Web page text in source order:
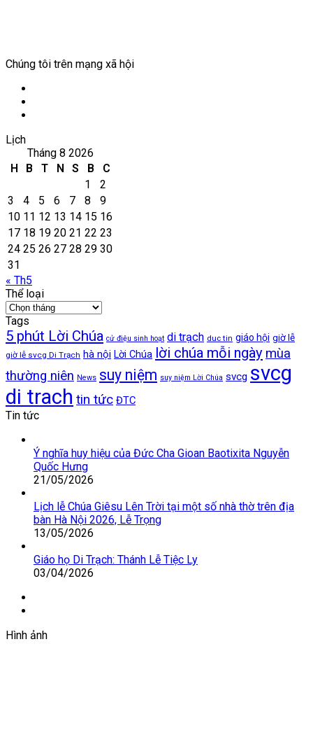
Chúng tôi trên mạng xã hội
Lịch
Tháng 8 2026
H
B T N S B
C
1
2
3
4 5 6 7 8
9
10 11 12 13 14 15 16
17 18 19 20 21 22 23
24 25 26 27 28 29 30
31
« Th5
Thể loại
Thể
loại
Tags
5 phút Lời Chúa cử điệu sinh hoạt di trạch duc tin giáo hội giờ lễ
giờ lễ svcg Di Trạch hà nội Lời Chúa lời chúa mỗi ngày mùa
thường niên News suy niệm suy niệm Lời Chúa svcg svcg
di trach tin tức ĐTC
Tin tức
Ý nghĩa huy hiệu của Đức Cha Gioan Baotixita Nguyễn
Quốc Hưng
21/05/2026
Lịch lễ Chúa Giêsu Lên Trời tại một số nhà thờ trên địa
bàn Hà Nội 2026, Lễ Trọng
13/05/2026
Giáo họ Di Trạch: Thánh Lễ Tiệc Ly
03/04/2026
Hình ảnh